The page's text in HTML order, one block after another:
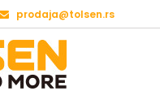
prodaja@tolsen.rs